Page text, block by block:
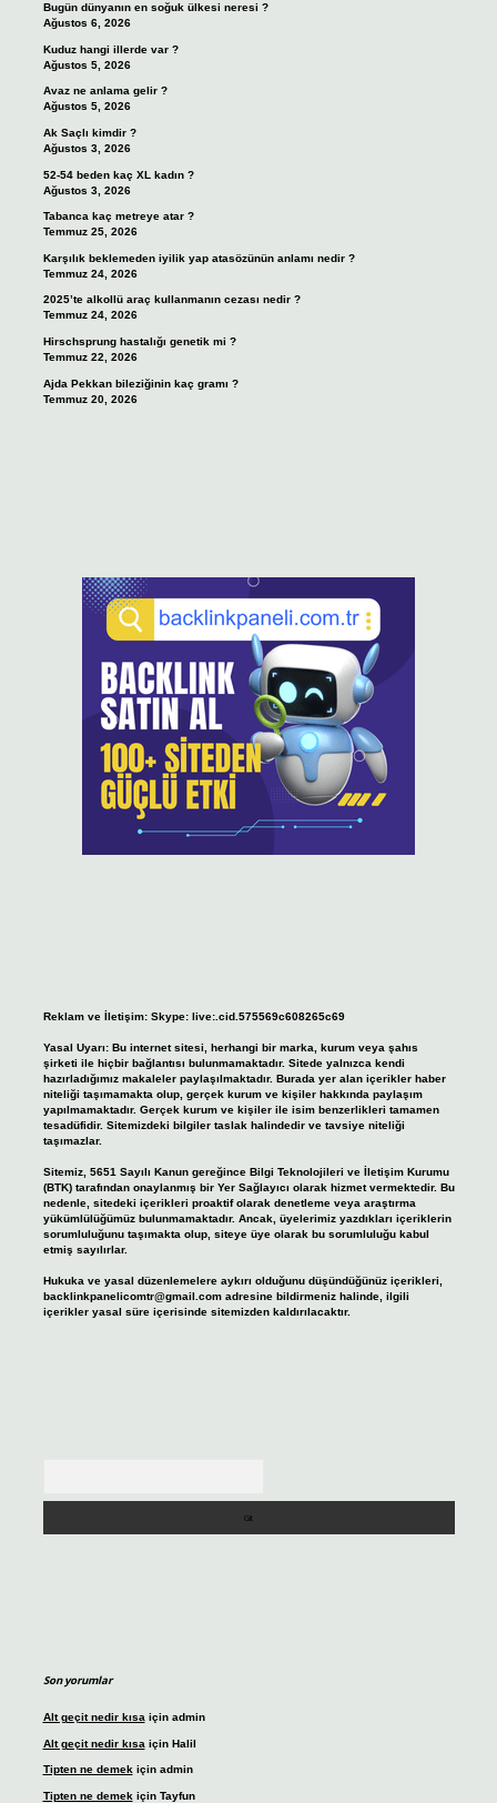
Bugün dünyanın en soğuk ülkesi neresi ?
Ağustos 6, 2026
Kuduz hangi illerde var ?
Ağustos 5, 2026
Avaz ne anlama gelir ?
Ağustos 5, 2026
Ak Saçlı kimdir ?
Ağustos 3, 2026
52-54 beden kaç XL kadın ?
Ağustos 3, 2026
Tabanca kaç metreye atar ?
Temmuz 25, 2026
Karşılık beklemeden iyilik yap atasözünün anlamı nedir ?
Temmuz 24, 2026
2025’te alkollü araç kullanmanın cezası nedir ?
Temmuz 24, 2026
Hirschsprung hastalığı genetik mi ?
Temmuz 22, 2026
Ajda Pekkan bileziğinin kaç gramı ?
Temmuz 20, 2026
Reklam ve İletişim: Skype: live:.cid.575569c608265c69
Yasal Uyarı: Bu internet sitesi, herhangi bir marka, kurum veya şahıs
şirketi ile hiçbir bağlantısı bulunmamaktadır. Sitede yalnızca kendi
hazırladığımız makaleler paylaşılmaktadır. Burada yer alan içerikler haber
niteliği taşımamakta olup, gerçek kurum ve kişiler hakkında paylaşım
yapılmamaktadır. Gerçek kurum ve kişiler ile isim benzerlikleri tamamen
tesadüfidir. Sitemizdeki bilgiler taslak halindedir ve tavsiye niteliği
taşımazlar.
Sitemiz, 5651 Sayılı Kanun gereğince Bilgi Teknolojileri ve İletişim Kurumu
(BTK) tarafından onaylanmış bir Yer Sağlayıcı olarak hizmet vermektedir. Bu
nedenle, sitedeki içerikleri proaktif olarak denetleme veya araştırma
yükümlülüğümüz bulunmamaktadır. Ancak, üyelerimiz yazdıkları içeriklerin
sorumluluğunu taşımakta olup, siteye üye olarak bu sorumluluğu kabul
etmiş sayılırlar.
Hukuka ve yasal düzenlemelere aykırı olduğunu düşündüğünüz içerikleri,
backlinkpanelicomtr@gmail.comadresine bildirmeniz halinde, ilgili
içerikler yasal süre içerisinde sitemizden kaldırılacaktır.
Son yorumlar
Alt geçit nedir kısa için admin
Alt geçit nedir kısa için Halil
Tipten ne demekiçin admin
Tipten ne demek için Tayfun